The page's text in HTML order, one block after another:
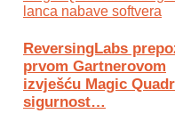
ReversingLabs
prvom Gartnerovom
izvješću Magic
sigurnost…